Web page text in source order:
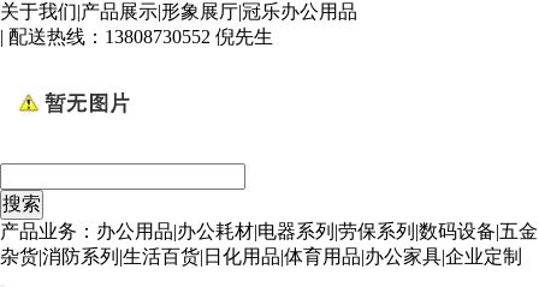
关于我们|产品展示|形象展厅|冠乐办公用品
| 配送热线： 13808730552 倪先生
产品业务：办公用品|办公耗材|电器系列|劳保系列|数码设备|五金
杂货|消防系列|生活百货|日化用品|体育用品|办公家具|企业定制